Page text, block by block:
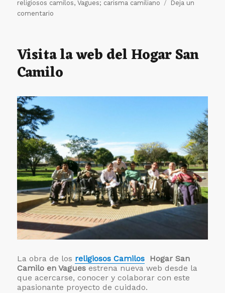
religiosos camilos,Vagues; carisma camiliano
Deja un
comentario
Pangrazzi
visita
la
de
para
formativas
y
espirituales
Visita la web del Hogar San
Camilo
La obra de los religiosos Camilos Hogar San
Camilo en Vagues estrena nueva web desde la
que acercarse, conocer y colaborar con este
apasionante proyecto de cuidado.